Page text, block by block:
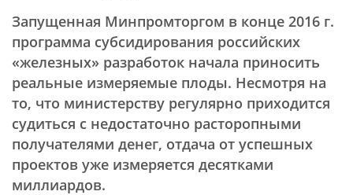
Запущенная Минпромторгом в конце 2016 г.
программа субсидирования российских
«железных» разработок начала приносить
реальные измеряемые плоды. Несмотря на
то, что министерству регулярно приходится
судиться с недостаточно расторопными
получателями денег, отдача от успешных
проектов уже измеряется десятками
миллиардов.